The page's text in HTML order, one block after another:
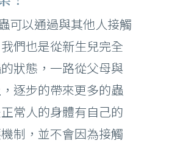
可以通過與其他人接觸
們也是從新生兒完全
狀態，一路從父母與
逐步的帶來更多的蟲
常人的身體有自己的
制，並不會因為接觸